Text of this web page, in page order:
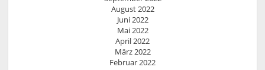
August 2022
Juni 2022
Mai 2022
April 2022
März 2022
Februar 2022